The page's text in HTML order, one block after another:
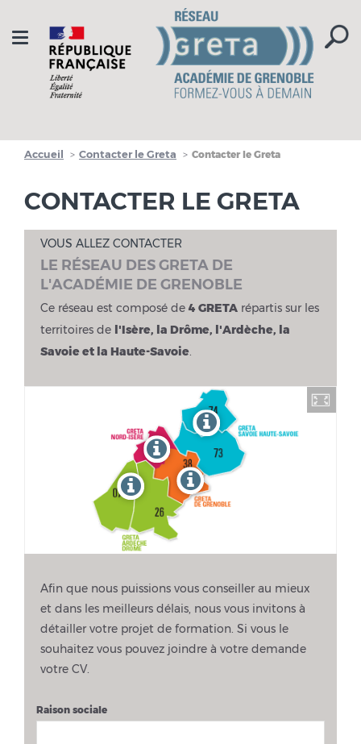
Toggle
navigation
Accueil Contacter le Greta Contacter le Greta
CONTACTER LE GRETA
VOUS ALLEZ CONTACTER
LE RÉSEAU DES GRETA DE
L'ACADÉMIE DE GRENOBLE
Ce réseau est composé de 4 GRETA répartis sur les
territoires de l'Isère, la Drôme, l'Ardèche, la
Savoie et la Haute-Savoie.
Afin que nous puissions vous conseiller au mieux
et dans les meilleurs délais, nous vous invitons à
détailler votre projet de formation. Si vous le
souhaitez vous pouvez joindre à votre demande
votre CV.
Raison sociale